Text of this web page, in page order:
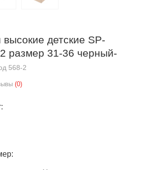
высокие детские SP-
размер 31-36 черный-
568-2
(0)